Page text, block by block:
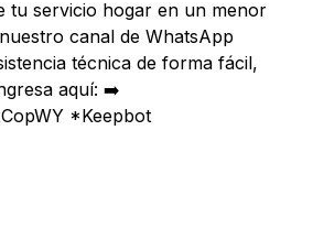
tu servicio hogar en un menor
canal de WhatsApp
técnica de forma fácil,
aquí: ➡️
*Keepbot